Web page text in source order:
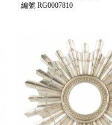
編號 RG0007810